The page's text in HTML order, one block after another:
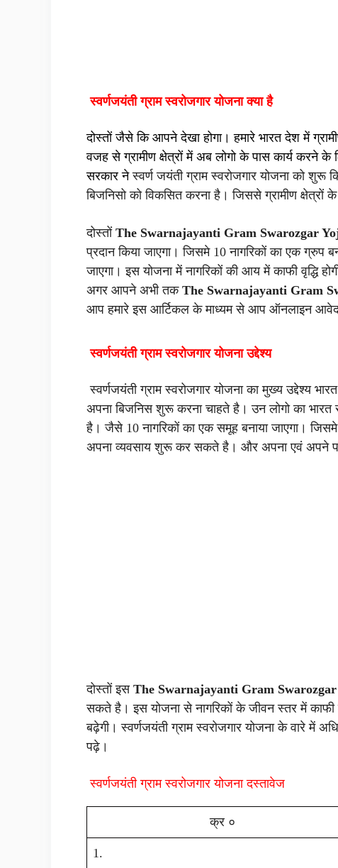
स्वर्णजयंती ग्राम स्वरोजगार योजना क्या है
दोस्तों जैसे कि आपने देखा होगा। हमारे भारत देश में
वजह से ग्रामीण क्षेत्रों में अब लोगो के पास कार्य करने
सरकार नेस्वर्ण जयंती ग्राम स्वरोजगार योजना को शुरू
बिजनिसो को विकसित करना है। जिससे ग्रामीण क्षेत्रों
दोस्तों The Swarnajayanti Gram Swarozgar
प्रदान किया जाएगा। जिसमे 10 नागरिकों का एक ग्रुप
जाएगा। इस योजना में नागरिकों की आय में काफी वृद्धि
अगर आपने अभी तक The Swarnajayanti Gram
आप हमारे इस आर्टिकल के माध्यम से आप ऑनलाइन
स्वर्णजयंती ग्राम स्वरोजगार योजना उद्देश्य
स्वर्णजयंती ग्राम स्वरोजगार योजना का मुख्य उद्देश्य
अपना बिजनिस शुरू करना चाहते है। उन लोगो का
है। जैसे 10 नागरिकों का एक समूह बनाया जाएगा।
अपना व्यवसाय शुरू कर सकते है। और अपना एवं अपने
दोस्तों इस The Swarnajayanti Gram
सकते है। इस योजना से नागरिकों के जीवन स्तर में काफी
बढ़ेगी। स्वर्णजयंती ग्राम स्वरोजगार योजना के वारे में
पढ़े।
स्वर्णजयंती ग्राम स्वरोजगार योजना दस्तावेज
क्र ०
1.